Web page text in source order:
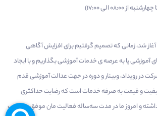
08:00 الی 17:00)
فعالیت محیط از سال 1401 آغاز شد، زمانی که تصمیم گرفتیم برای افزایش آگاهی
پا به عرصه ی خدمات آموزشی بگذاریم و با ایجاد
در رویداد، وبینار و دوره در جهت عدالت آموزشی قدم
و قیمت به صرفه خدمات است که رضایت حداکثری
داشته و امروز ما در مدت سه‌ساله فعالیت مان موفق به کسب